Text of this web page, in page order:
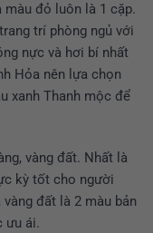
màu đỏ luôn là 1 cặp.
trí phòng ngủ với
nực và hơi bí nhất
Hỏa nên lựa chọn
xanh Thanh mộc để
vàng đất. Nhất là
kỳ tốt cho người
đất là 2 màu bản
ưu ái.